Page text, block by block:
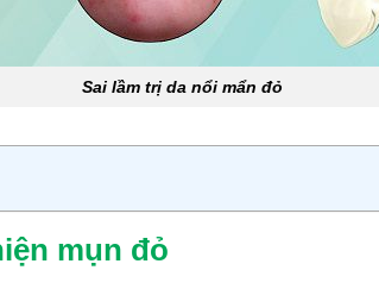
Sai lầm trị da nổi mẩn đỏ
mụn đỏ